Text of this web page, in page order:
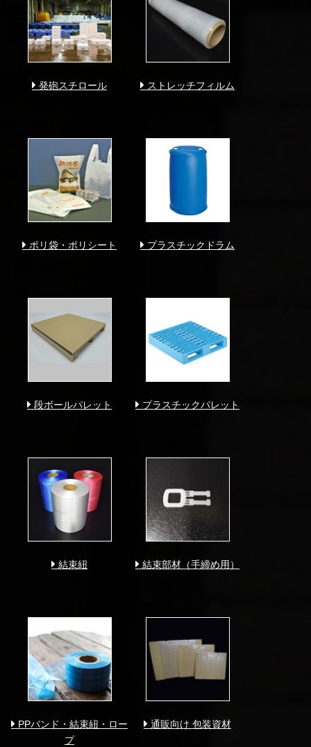
発砲スチロール ストレッチフィルム
ポリ袋・ポリシート プラスチックドラム
段ボールパレット プラスチックパレット
結束紐 結束部材（手締め用）
PPバンド・結束紐・ロー
プ
通販向け 包装資材